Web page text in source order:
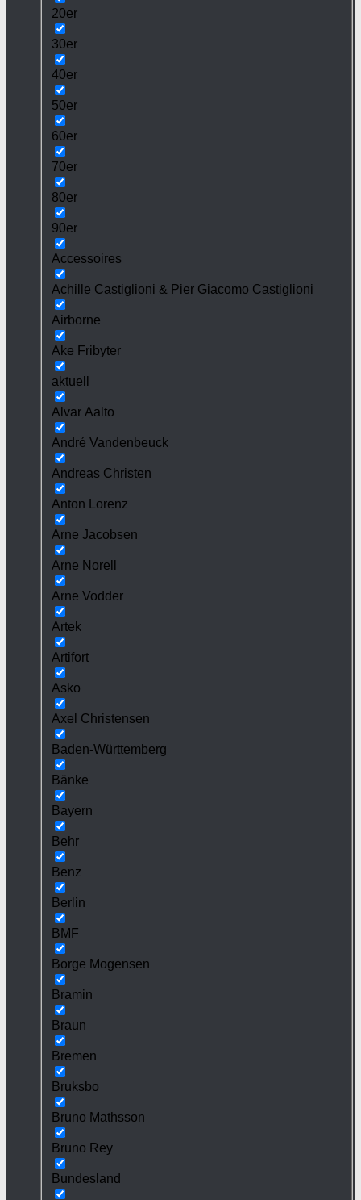
20er
30er
40er
50er
60er
70er
80er
90er
Accessoires
Achille Castiglioni & Pier Giacomo Castiglioni
Airborne
Ake Fribyter
aktuell
Alvar Aalto
André Vandenbeuck
Andreas Christen
Anton Lorenz
Arne Jacobsen
Arne Norell
Arne Vodder
Artek
Artifort
Asko
Axel Christensen
Baden-Württemberg
Bänke
Bayern
Behr
Benz
Berlin
BMF
Borge Mogensen
Bramin
Braun
Bremen
Bruksbo
Bruno Mathsson
Bruno Rey
Bundesland